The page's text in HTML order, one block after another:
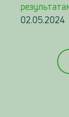
02.05.2024